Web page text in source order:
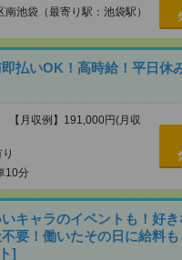
南池袋（最寄り駅：池袋駅）
払いOK！高時給！平日休
【月収例】191,000円(月収
10分
キャラのイベントも！好
要！働いたその日に給料も
]